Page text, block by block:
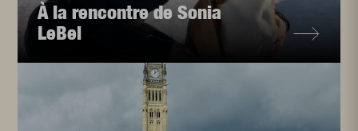
À la rencontre de Sonia
LeBel